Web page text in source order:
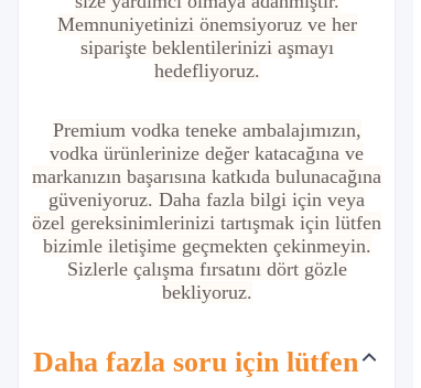
Memnuniyetinizi önemsiyoruz ve her
siparişte beklentilerinizi aşmayı
hedefliyoruz.
Premium vodka teneke ambalajımızın,
vodka ürünlerinize değer katacağına ve
markanızın başarısına katkıda bulunacağına
güveniyoruz. Daha fazla bilgi için veya
özel gereksinimlerinizi tartışmak için lütfen
bizimle iletişime geçmekten çekinmeyin.
Sizlerle çalışma fırsatını dört gözle
bekliyoruz.
Daha fazla soru için lütfen